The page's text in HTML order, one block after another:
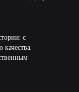
с